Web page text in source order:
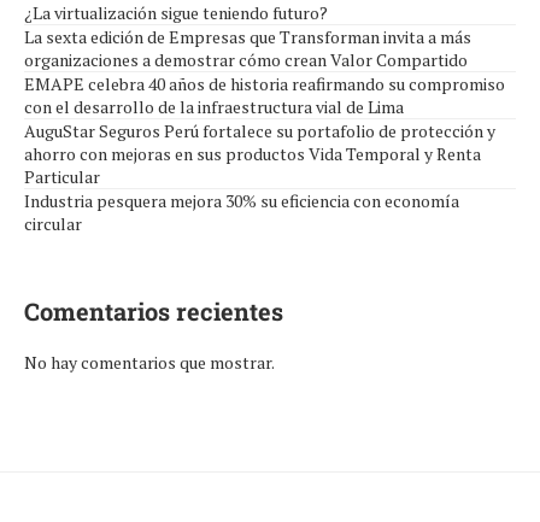
¿La virtualización sigue teniendo futuro?
La sexta edición de Empresas que Transforman invita a más
organizaciones a demostrar cómo crean Valor Compartido
EMAPE celebra 40 años de historia reafirmando su compromiso
con el desarrollo de la infraestructura vial de Lima
AuguStar Seguros Perú fortalece su portafolio de protección y
ahorro con mejoras en sus productos Vida Temporal y Renta
Particular
Industria pesquera mejora 30% su eficiencia con economía
circular
Comentarios recientes
No hay comentarios que mostrar.